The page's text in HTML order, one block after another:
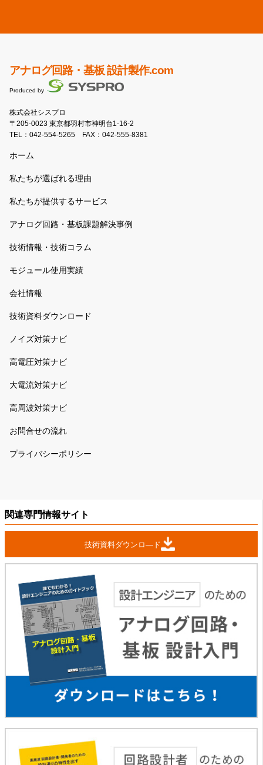
アナログ回路・基板 設計製作.com
Produced by
株式会社シスプロ
〒205-0023 東京都羽村市神明台1-16-2
TEL： 042-554-5265 FAX：042-555-8381
ホーム
私たちが選ばれる理由
私たちが提供するサービス
アナログ回路・基板課題解決事例
技術情報・技術コラム
モジュール使用実績
会社情報
技術資料ダウンロード
ノイズ対策ナビ
高電圧対策ナビ
大電流対策ナビ
高周波対策ナビ
お問合せの流れ
プライバシーポリシー
関連専門情報サイト
技術資料ダウンロ―ド